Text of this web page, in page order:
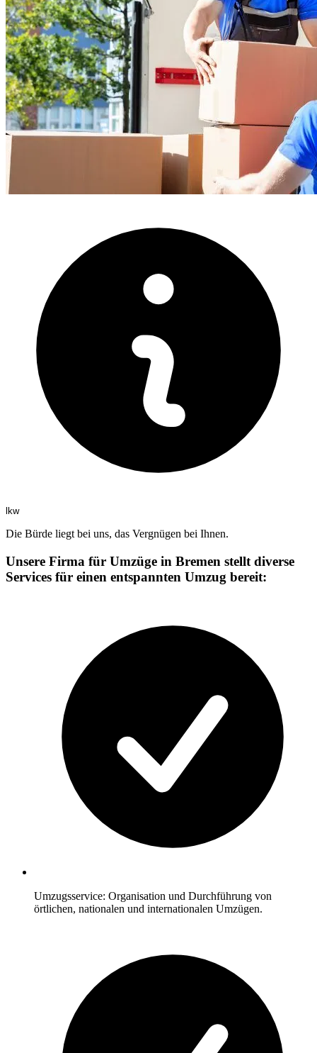
lkw
Die Bürde liegt bei uns, das Vergnügen bei Ihnen.
Unsere Firma für Umzüge in Bremen stellt diverse
Services für einen entspannten Umzug bereit:
Umzugsservice: Organisation und Durchführung von
örtlichen, nationalen und internationalen Umzügen.